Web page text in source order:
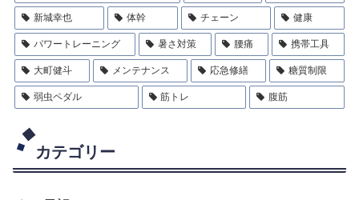
新城幸也 体幹 チェーン 健康
パワートレーニング 暑さ対策 腰痛 携帯工具
大町健斗 メンテナンス 応急修繕 糖質制限
弱虫ペダル 筋トレ 腹筋
カテゴリー